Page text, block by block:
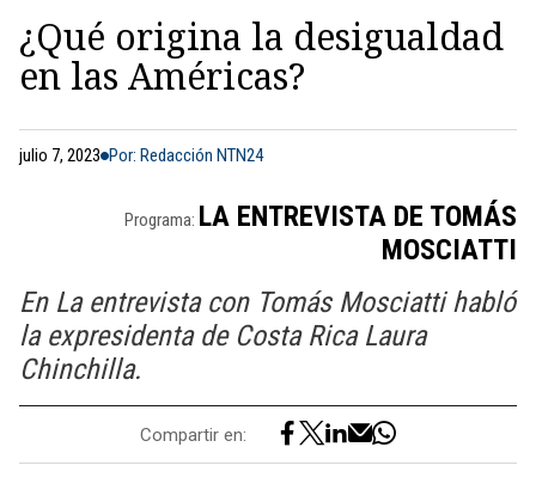
¿Qué origina la desigualdad
en las Américas?
julio 7, 2023 Por: Redacción NTN24
Programa: LA ENTREVISTA DE TOMÁS
MOSCIATTI
En La entrevista con Tomás Mosciatti habló
la expresidenta de Costa Rica Laura
Chinchilla.
Compartir en: